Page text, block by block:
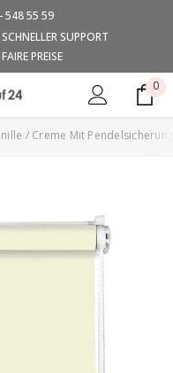
548 55 59
SUPPORT
PREISE
00
/ Creme Mit